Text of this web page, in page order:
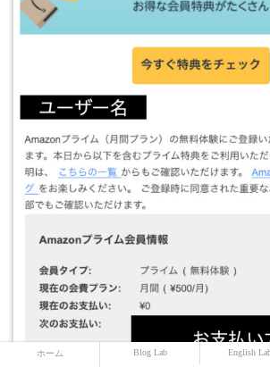
ホーム Blog Lab English